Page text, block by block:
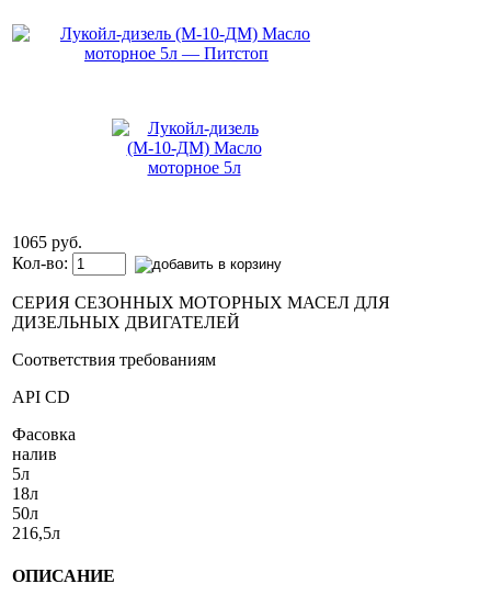
1065 руб.
Кол-во:
СЕРИЯ СЕЗОННЫХ МОТОРНЫХ МАСЕЛ ДЛЯ
ДИЗЕЛЬНЫХ ДВИГАТЕЛЕЙ
Соответствия требованиям
API CD
Фасовка
налив
5л
18л
50л
216,5л
ОПИСАНИЕ